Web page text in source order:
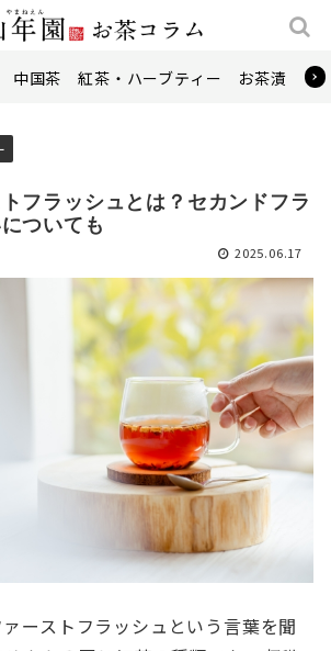
中国茶 紅茶・ハーブティー お茶漬け
フラッシュとは？セカンドフラ
ついても
2025.06.17
ーストフラッシュという言葉を聞